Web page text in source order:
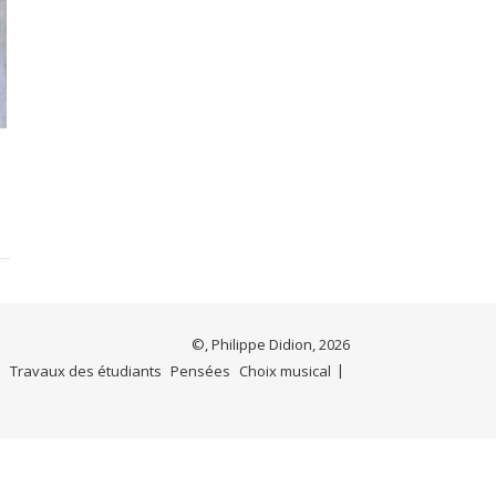
©, Philippe Didion, 2026
Travaux des étudiants Pensées Choix musical